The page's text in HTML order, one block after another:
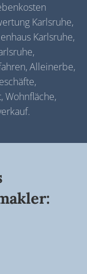
Karlsruhe,
Karlsruhe,
Alleinerbe,
Wohnfläche,